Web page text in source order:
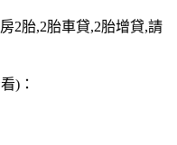
2胎,2胎車貸,2胎增貸,請
)：